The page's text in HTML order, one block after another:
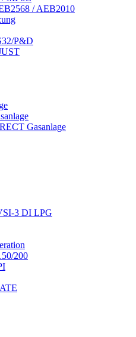
/ AEB2010
P&D
Gasanlage
3 DI LPG
200